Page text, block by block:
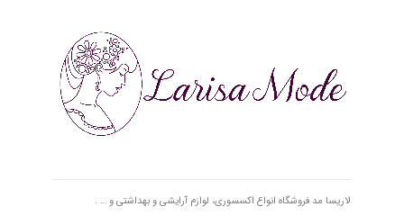
لاریسا مد فروشگاه انواع اکسسوری، لوازم آرایشی و بهداشتی و … .